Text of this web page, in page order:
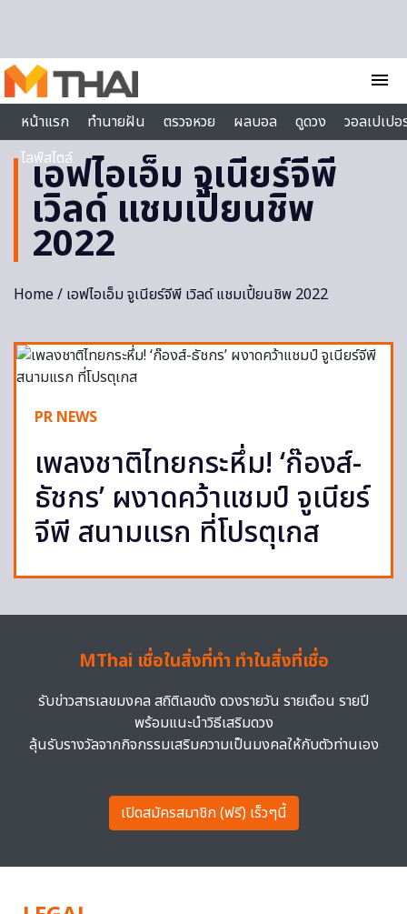
menu
หน้าแรก
ทำนายฝัน ตรวจหวย ผลบอล ดูดวง
วอลเปเป
ไลฟ์สไตล์
เอฟไอเอ็ม จูเนียร์จีพี
เวิลด์ แชมเปี้ยนชิพ
2022
Home/ เอฟไอเอ็ม จูเนียร์จีพี เวิลด์ แชมเปี้ยนชิพ 2022
PR NEWS
เพลงชาติไทยกระหึ่ม! ‘ก๊องส์-
ธัชกร’ ผงาดคว้าแชมป์ จูเนียร์
จีพี สนามแรก ที่โปรตุเกส
MThai เชื่อในสิ่งที่ทำ ทำในสิ่งที่เชื่อ
รับข่าวสารเลขมงคล สถิติเลขดัง ดวงรายวัน รายเดือน รายปี
พร้อมแนะนำวิธีเสริมดวง
ลุ้นรับรางวัลจากกิจกรรมเสริมความเป็นมงคลให้กับตัวท่านเอง
เปิดสมัครสมาชิก (ฟรี) เร็วๆนี้